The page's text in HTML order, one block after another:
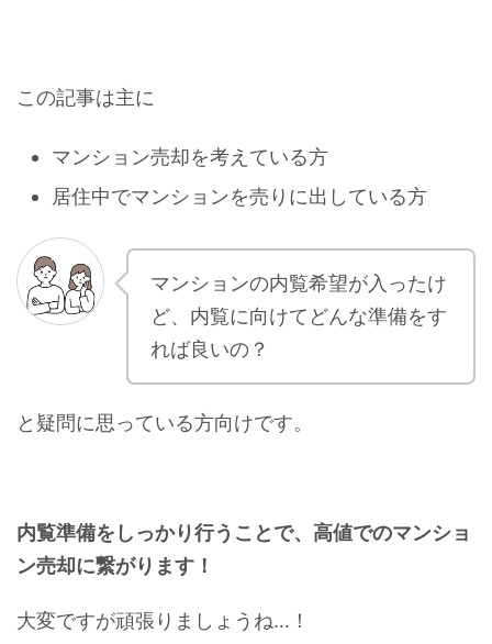
この記事は主に
マンション売却を考えている方
居住中でマンションを売りに出している方
マンションの内覧希望が入ったけ
ど、内覧に向けてどんな準備をす
れば良いの？
と疑問に思っている方向けです。
内覧準備をしっかり行うことで、高値でのマンショ
ン売却に繋がります！
大変ですが頑張りましょうね…！